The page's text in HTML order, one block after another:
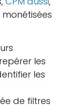
les
les
de filtres